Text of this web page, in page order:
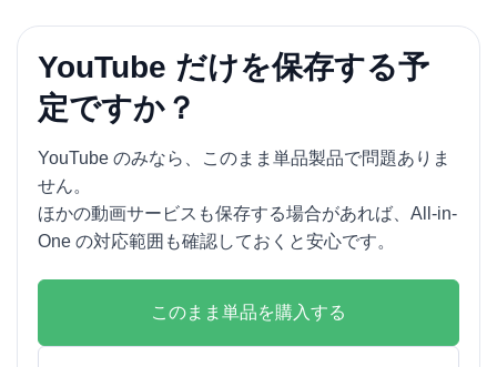
YouTube だけを保存する予
定ですか？
YouTube のみなら、このまま単品製品で問題ありま
せん。
ほかの動画サービスも保存する場合があれば、All-in-
One の対応範囲も確認しておくと安心です。
このまま単品を購入する